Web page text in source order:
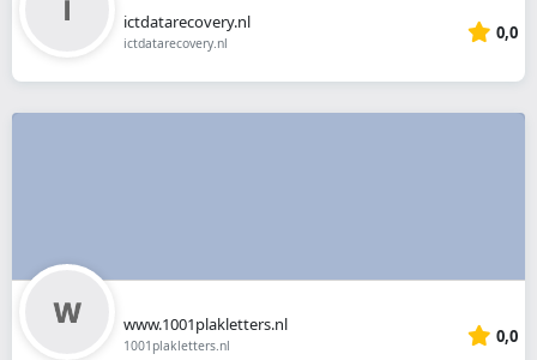
ictdatarecovery.nl
ictdatarecovery.nl 0,0
www.1001plakletters.nl
1001plakletters.nl 0,0